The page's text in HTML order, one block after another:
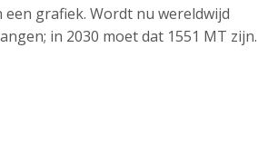
grafiek. Wordt nu wereldwijd
in 2030 moet dat 1551 MT zijn.